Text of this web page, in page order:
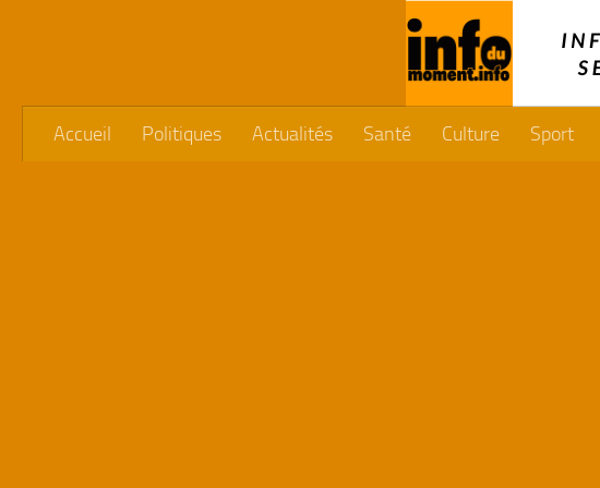
Accueil Politiques Actualités Santé Culture Sport